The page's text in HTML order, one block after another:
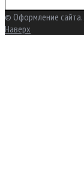
© Оформление сайта.
Наверх